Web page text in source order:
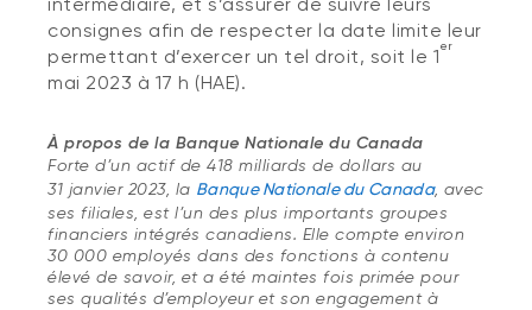
consignes afin de respecter la date limite leur
permettant d’exercer un tel droit, soit le 1er
mai 2023 à 17 h (HAE).
À propos de la Banque Nationale du Canada
Forte d’un actif de 418 milliards de dollars au
31 janvier 2023, la Banque Nationale du Canada, avec
ses filiales, est l’un des plus importants groupes
financiers intégrés canadiens. Elle compte environ
30 000 employés dans des fonctions à contenu
élevé de savoir, et a été maintes fois primée pour
ses qualités d’employeur et son engagement à